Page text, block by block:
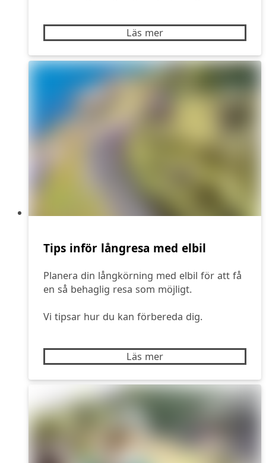
Läs mer
Tips inför långresa med elbil
Planera din långkörning med elbil för att få
en så behaglig resa som möjligt.
Vi tipsar hur du kan förbereda dig.
Läs mer